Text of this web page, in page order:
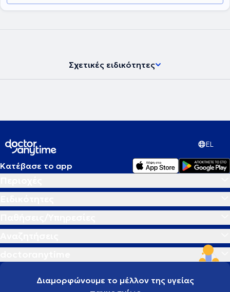
Σχετικές ειδικότητες
EL
Κατέβασε το app
Διαμορφώνουμε το μέλλον της υγείας